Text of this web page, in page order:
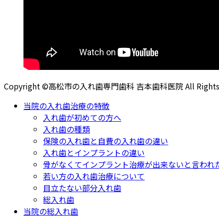
Copyright ©高松市の入れ歯専門歯科 吉本歯科医院 All
当院の入れ歯治療の特徴
入れ歯が初めての方へ
入れ歯の種類
保険の入れ歯と自費の入れ歯の違い
入れ歯とインプラントの違い
骨がなくてインプラント治療が出来ないと言われ
若い方の入れ歯治療について
目立たない部分入れ歯
総入れ歯
当院の総入れ歯